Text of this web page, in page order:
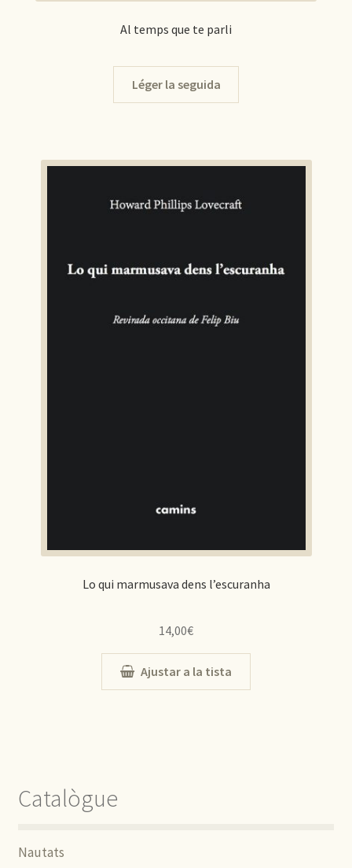
Al temps que te parli
Léger la seguida
Lo qui marmusava dens l’escuranha
14,00€
Ajustar a la tista
Catalògue
Nautats